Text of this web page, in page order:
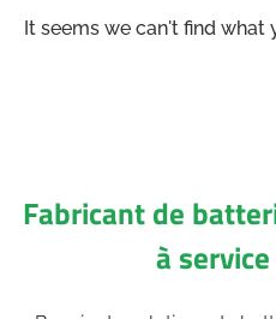
It seems we can't find what
Fabricant de
à